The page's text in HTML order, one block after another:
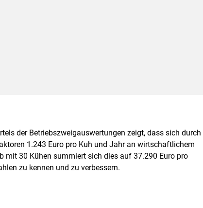
der Betriebszweigauswertungen zeigt, dass sich durch
1.243 Euro pro Kuh und Jahr an wirtschaftlichem
mit 30 Kühen summiert sich dies auf 37.290 Euro pro
zu kennen und zu verbessern.